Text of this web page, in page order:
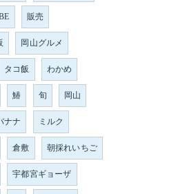
販売
岡山グルメ
タコ飯 わかめ
鰆 旬 岡山
ナナ ミルク
倉敷 朝採れいちご
宇都宮ギョーザ